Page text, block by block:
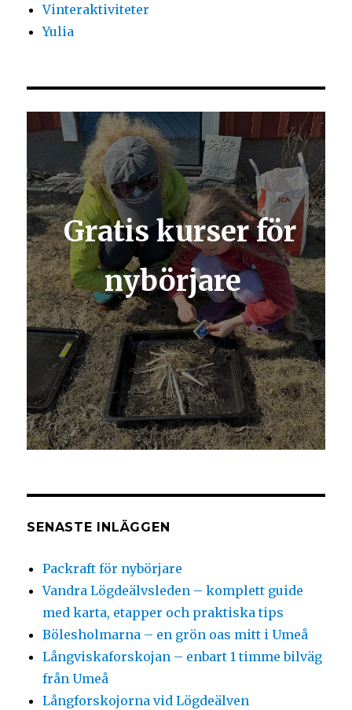
Vinteraktiviteter
Yulia
Gratis kurser för
nybörjare
SENASTE INLÄGGEN
Packraft för nybörjare
Vandra Lögdeälvsleden – komplett guide
med karta, etapper och praktiska tips
Bölesholmarna – en grön oas mitt i Umeå
Långviskaforskojan – enbart 1 timme bilväg
från Umeå
Långforskojorna vid Lögdeälven